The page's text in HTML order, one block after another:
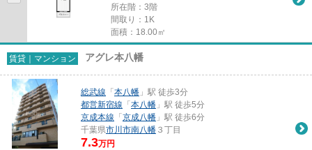
所在階：3階
間取り：1K
面積：18.00㎡
賃貸｜マンション アグレ本八幡
総武線 「 本八幡 」駅 徒歩3分
都営新宿線 「 本八幡 」駅 徒歩5分
京成本線 「 京成八幡 」駅 徒歩6分
千葉県市川市南八幡 ３丁目
7.3万円